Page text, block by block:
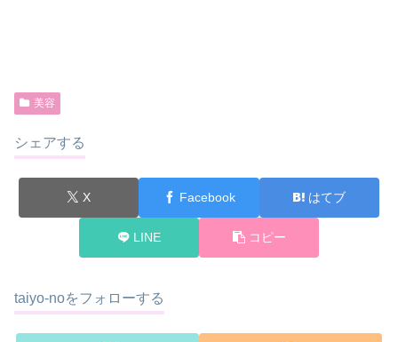
美容
シェアする
X Facebook はてブ
LINE コピー
taiyo-noをフォローする